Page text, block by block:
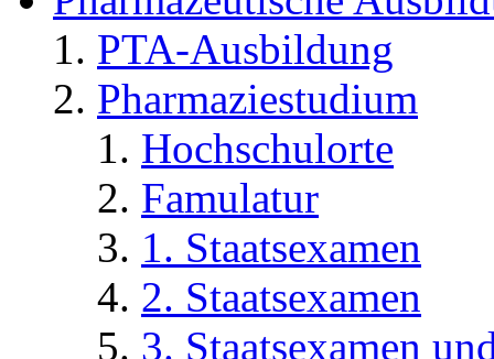
PTA-Ausbildung
Pharmaziestudium
Hochschulorte
Famulatur
1. Staatsexamen
2. Staatsexamen
3. Staatsexamen